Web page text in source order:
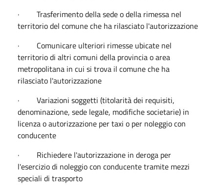
· Trasferimento della sede o della rimessa nel
territorio del comune che ha rilasciato l'autorizzazione
· Comunicare ulteriori rimesse ubicate nel
territorio di altri comuni della provincia o area
metropolitana in cui si trova il comune che ha
rilasciato l'autorizzazione
· Variazioni soggetti (titolarità dei requisiti,
denominazione, sede legale, modifiche societarie) in
licenza o autorizzazione per taxi o per noleggio con
conducente
· Richiedere l'autorizzazione in deroga per
l'esercizio di noleggio con conducente tramite mezzi
speciali di trasporto